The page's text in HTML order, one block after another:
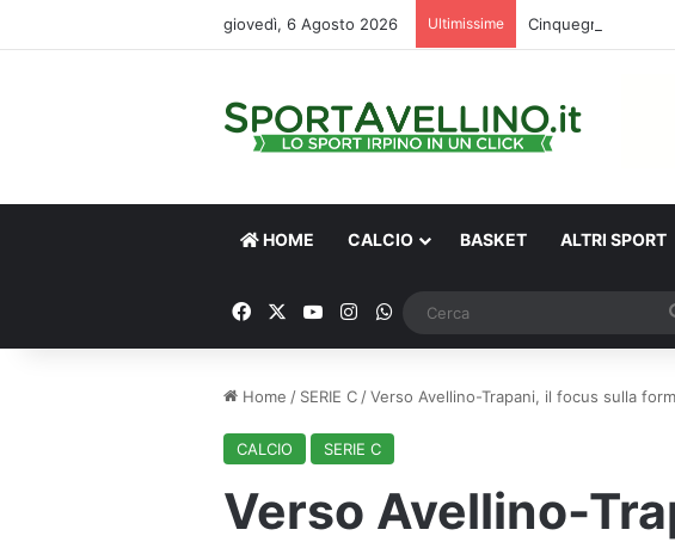
giovedì, 6 Agosto 2026 Ultimissime
HOME CALCIO BASKET ALTRI SPORT
FacebookYou TubeInstagram
WhatsApp
Home / SERIE C /Verso Avellino-Trapani, il focus sulla
CALCIO SERIE C
Verso Avellino-